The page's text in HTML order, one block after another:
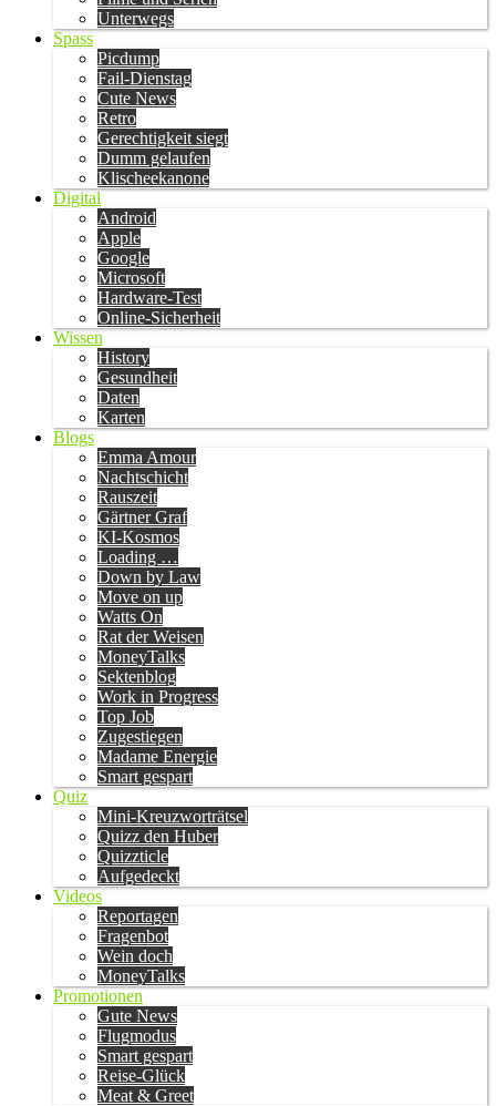
Unterwegs
Spass
Picdump
Fail-Dienstag
Cute News
Retro
Gerechtigkeit siegt
Dumm gelaufen
Klischeekanone
Digital
Android
Apple
Google
Microsoft
Hardware-Test
Online-Sicherheit
Wissen
History
Gesundheit
Daten
Karten
Blogs
Emma Amour
Nachtschicht
Rauszeit
Gärtner Graf
KI-Kosmos
Loading …
Down by Law
Move on up
Watts On
Rat der Weisen
MoneyTalks
Sektenblog
Work in Progress
Top Job
Zugestiegen
Madame Energie
Smart gespart
Quiz
Mini-Kreuzworträtsel
Quizz den Huber
Quizzticle
Aufgedeckt
Videos
Reportagen
Fragenbot
Wein doch
MoneyTalks
Promotionen
Gute News
Flugmodus
Smart gespart
Reise-Glück
Meat & Greet